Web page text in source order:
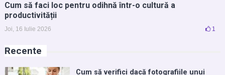
Cum să faci loc pentru odihnă într-o cultură a
productivității
Joi, 16 Iulie 2026 1
Recente
Cum să verifici dacă fotografiile unui